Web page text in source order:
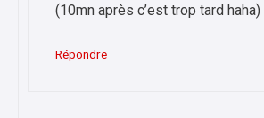
(10mn après c’est trop tard haha)
Répondre